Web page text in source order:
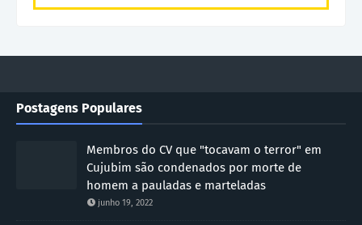
Postagens Populares
Membros do CV que "tocavam o terror" em
Cujubim são condenados por morte de
homem a pauladas e marteladas
junho 19, 2022